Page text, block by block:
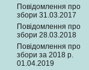
Повідомлення про
збори 31.03.2017
Повідомлення про
збори 28.03.2018
Повідомлення про
збори за 2018 р.
01.04.2019